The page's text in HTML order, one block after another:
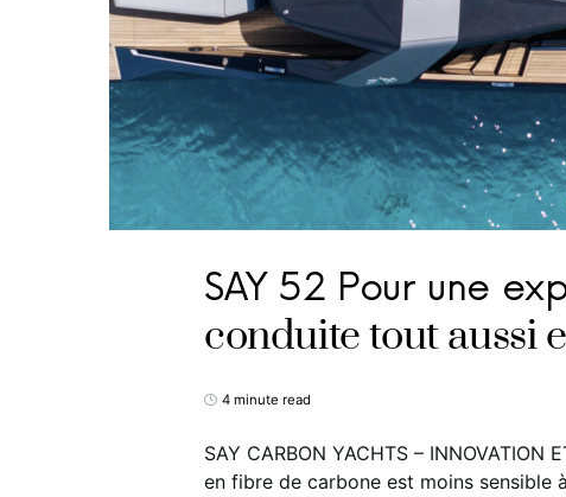
SAY 52 Pour une
conduite tout aussi
4 minute read
SAY CARBON YACHTS – INNOVATION
en fibre de carbone est moins sensible